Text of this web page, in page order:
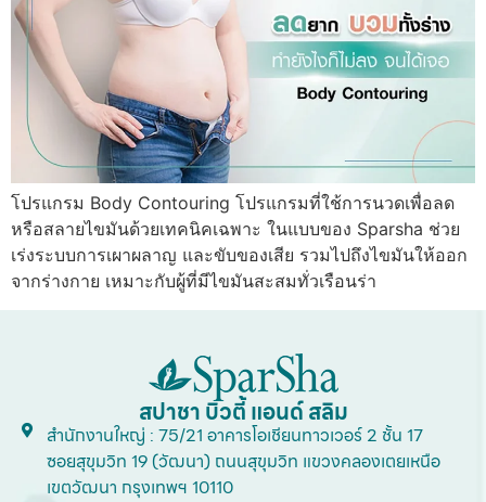
โปรแกรม Body Contouring โปรแกรมที่ใช้การนวดเพื่อลด
หรือสลายไขมันด้วยเทคนิคเฉพาะ ในแบบของ Sparsha ช่วย
เร่งระบบการเผาผลาญ และขับของเสีย รวมไปถึงไขมันให้ออก
จากร่างกาย เหมาะกับผู้ที่มีไขมันสะสมทั่วเรือนร่า
สปาชา บิวตี้ แอนด์ สลิม
สำนักงานใหญ่ : 75/21 อาคารโอเชียนทาวเวอร์ 2 ชั้น 17
ซอยสุขุมวิท 19 (วัฒนา) ถนนสุขุมวิท แขวงคลองเตยเหนือ
เขตวัฒนา กรุงเทพฯ 10110